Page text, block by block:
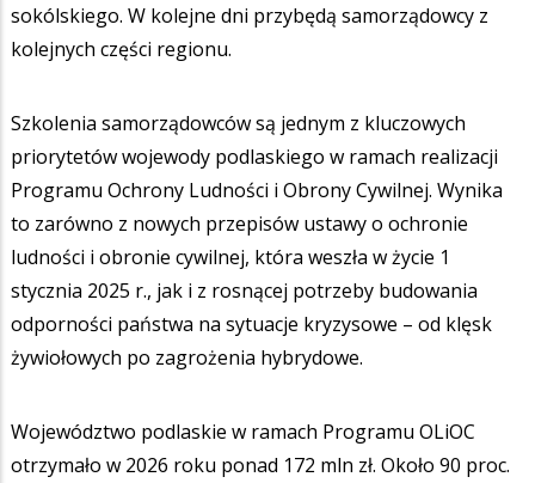
sokólskiego. W kolejne dni przybędą samorządowcy z
kolejnych części regionu.
Szkolenia samorządowców są jednym z kluczowych
priorytetów wojewody podlaskiego w ramach realizacji
Programu Ochrony Ludności i Obrony Cywilnej. Wynika
to zarówno z nowych przepisów ustawy o ochronie
ludności i obronie cywilnej, która weszła w życie 1
stycznia 2025 r., jak i z rosnącej potrzeby budowania
odporności państwa na sytuacje kryzysowe – od klęsk
żywiołowych po zagrożenia hybrydowe.
Województwo podlaskie w ramach Programu OLiOC
otrzymało w 2026 roku ponad 172 mln zł. Około 90 proc.